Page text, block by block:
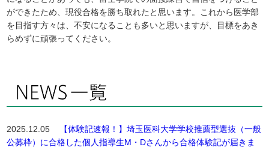
ができたため、現役合格を勝ち取れたと思います。これから医学部
を目指す方々は、不安になることも多いと思いますが、目標をあき
らめずに頑張ってください。
2025.12.05
【体験記速報！】埼玉医科大学学校推薦型選抜（一般
公募枠）に合格した個人指導生M・Dさんから合格体験記が届きま